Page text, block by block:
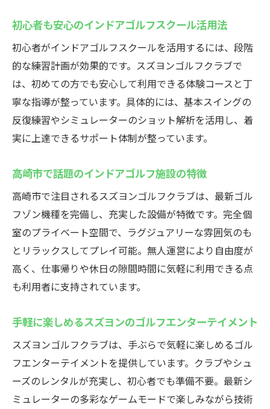
魅力
インドアゴルフスクールは全レベル対応で
安心
高崎ゴルフレッスンで効率的に上達する方
法
初心者に優しいサポート体制の充実度
プロも納得の練習スペースと設備紹介
夫
高崎で人気のスズヨンの魅力を徹底分析
天候に関係なく楽しむ高崎市のインドアゴルフ
インドアゴルフスクールで天候に左右され
ない練習
全天候型シミュレーションゴルフの利点と
高崎で快適にゴルフを楽しむためのポイン
ト
悪天候でも安心のゴルフ環境を実現
年間通じて利用可能な最新設備の魅力
高崎のゴルフ好きが選ぶ施設の理由
初心者も安心のインドアゴルフスクール活用法
初心者がインドアゴルフスクールを活用するには、段階
的な練習計画が効果的です。スズヨンゴルフクラブで
は、初めての方でも安心して利用できる体験コースと丁
寧な指導が整っています。具体的には、基本スイングの
反復練習やシミュレーターのショット解析を活用し、着
実に上達できるサポート体制が整っています。
高崎市で話題のインドアゴルフ施設の特徴
高崎市で注目されるスズヨンゴルフクラブは、最新ゴル
フゾン機種を完備し、充実した設備が特徴です。完全個
室のプライベート空間で、ラグジュアリーな雰囲気のも
とリラックスしてプレイ可能。無人運営により自由度が
高く、仕事帰りや休日の隙間時間に気軽に利用できる点
も利用者に支持されています。
手軽に楽しめるスズヨンのゴルフエンターテイメント
スズヨンゴルフクラブは、手ぶらで気軽に楽しめるゴル
フエンターテイメントを提供しています。クラブやシュ
ーズのレンタルが充実し、初心者でも準備不要。最新シ
ミュレーターの多彩なゲームモードで楽しみながら技術